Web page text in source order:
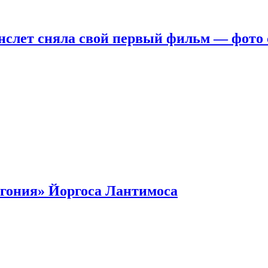
сняла свой первый фильм — фото
Йоргоса Лантимоса